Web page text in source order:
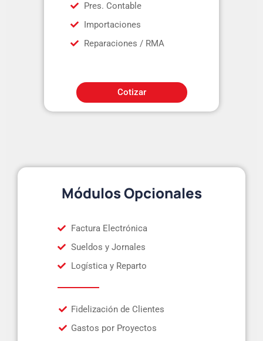
Pres. Contable
Importaciones
Reparaciones / RMA
Cotizar
Módulos Opcionales
Factura Electrónica
Sueldos y Jornales
Logística y Reparto
Fidelización de Clientes
Gastos por Proyectos